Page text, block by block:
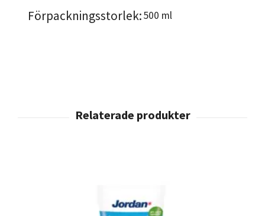
Förpackningsstorlek:500 ml